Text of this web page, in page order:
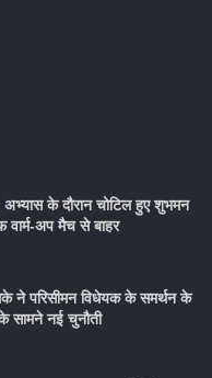
के दौरान चोटिल हुए शुभमन
अप मैच से बाहर
परिसीमन विधेयक के समर्थन के
सामने नई चुनौती